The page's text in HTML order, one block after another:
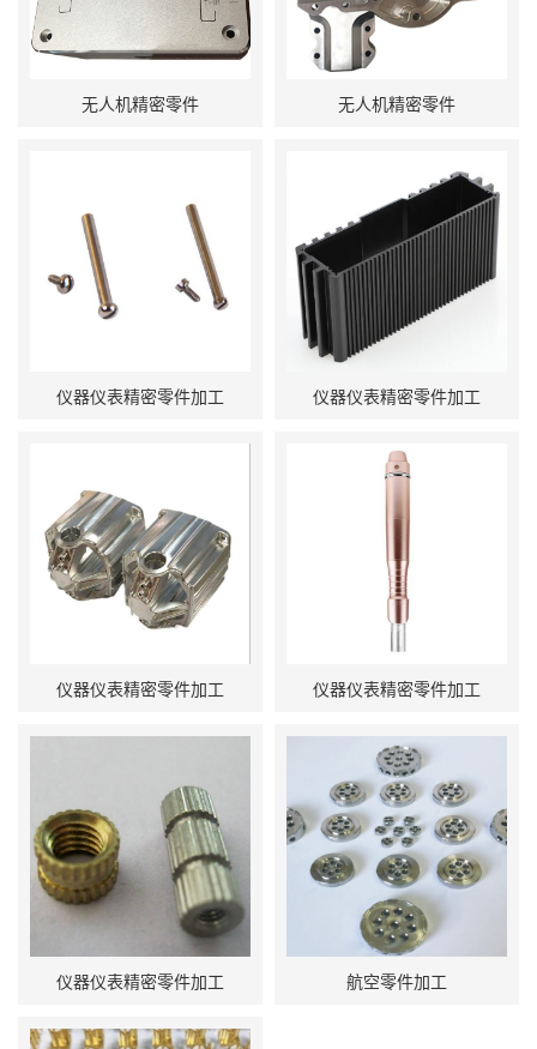
无人机精密零件 无人机精密零件
仪器仪表精密零件加工 仪器仪表精密零件加工
仪器仪表精密零件加工 仪器仪表精密零件加工
仪器仪表精密零件加工 航空零件加工